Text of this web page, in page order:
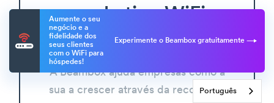
marketing WiFi
gratuito
A Beambox ajuda empresas como a
sua a crescer através da recolha de
Aumente o seu
negócio e a
fidelidade dos
seus clientes
com o WiFi para
hóspedes!
Experimente o Beambox gratuitamente
Português